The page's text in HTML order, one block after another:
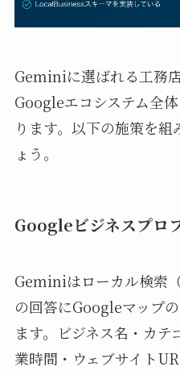
Geminiに選ばれる工務
Googleエコシステム全
ります。以下の施策を
ょう。
Googleビジネスプロ
Geminiはローカル検索
の回答にGoogleマップ
ます。ビジネス名・カ
業時間・ウェブサイト